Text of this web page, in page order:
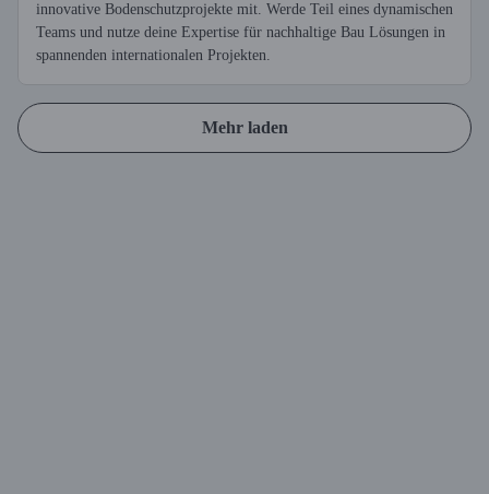
innovative Bodenschutzprojekte mit. Werde Teil eines dynamischen
Teams und nutze deine Expertise für nachhaltige Bau Lösungen in
spannenden internationalen Projekten.
Mehr laden